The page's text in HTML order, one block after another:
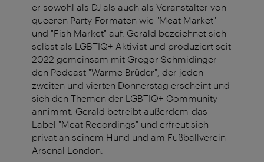
er sowohl als DJ als auch als Veranstalter von
queeren Party-Formaten wie "Meat Market"
und "Fish Market" auf. Gerald bezeichnet sich
selbst als LGBTIQ+-Aktivist und produziert seit
2022 gemeinsam mit Gregor Schmidinger
den Podcast "Warme Brüder", der jeden
zweiten und vierten Donnerstag erscheint und
sich den Themen der LGBTIQ+-Community
annimmt. Gerald betreibt außerdem das
Label "Meat Recordings" und erfreut sich
privat an seinem Hund und am Fußballverein
Arsenal London.